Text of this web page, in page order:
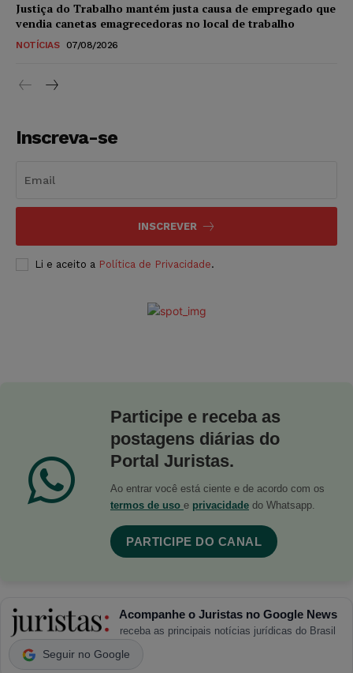
Justiça do Trabalho mantém justa causa de empregado que
vendia canetas emagrecedoras no local de trabalho
NOTÍCIAS 07/08/2026
Inscreva-se
INSCREVER
Li e aceito a Política de Privacidade.
Participe e receba as
postagens diárias do
Portal Juristas.
Ao entrar você está ciente e de acordo com os
termos de uso e privacidade do Whatsapp.
PARTICIPE DO CANAL
Acompanhe o Juristas no Google News
receba as principais notícias jurídicas do Brasil
Seguir no Google